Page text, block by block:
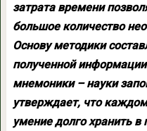
затрата времени
большое количество
Основу методики
полученной
мнемоники – науки
утверждает, что
умение долго хранить